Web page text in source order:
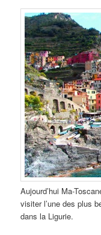
Aujourd’hui Ma-
visiter l’une des plus
dans la Ligurie.